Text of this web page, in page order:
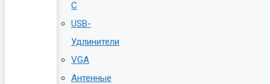
C
USB-
Удлинители
VGA
Антенные